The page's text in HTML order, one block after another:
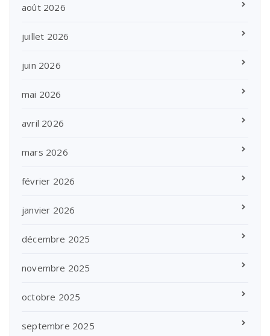
août 2026
juillet 2026
juin 2026
mai 2026
avril 2026
mars 2026
février 2026
janvier 2026
décembre 2025
novembre 2025
octobre 2025
septembre 2025